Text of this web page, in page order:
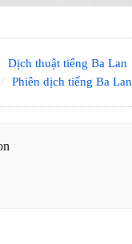
Dịch thuật tiếng Ba Lan
Phiên dịch tiếng Ba Lan